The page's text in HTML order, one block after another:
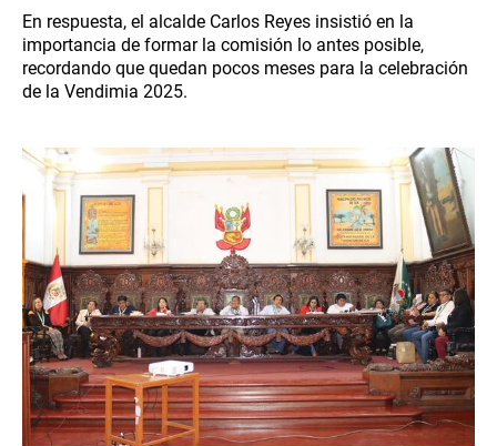
En respuesta, el alcalde Carlos Reyes insistió en la
importancia de formar la comisión lo antes posible,
recordando que quedan pocos meses para la celebración
de la Vendimia 2025.